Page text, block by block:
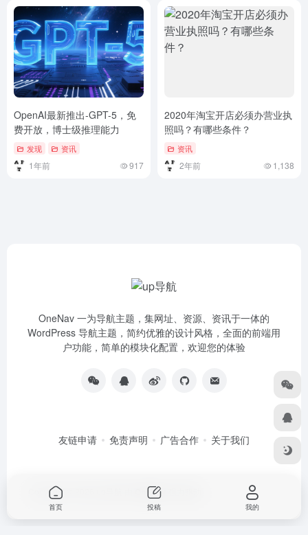
OpenAI最新推出-GPT-5，免
费开放，博士级推理能力
发现 资讯
1年前 917
2020年淘宝开店必须办营业执
照吗？有哪些条件？
资讯
2年前 1,138
OneNav 一为导航主题，集网址、资源、资讯于一体的
WordPress 导航主题，简约优雅的设计风格，全面的前端用
户功能，简单的模块化配置，欢迎您的体验
友链申请 免责声明 广告合作 关于我们
Copyright © 2026 OneNav
首页 投稿 我的